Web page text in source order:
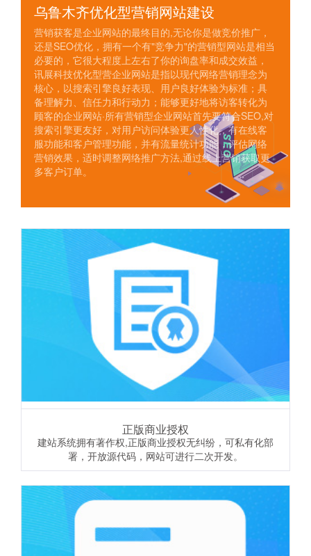
乌鲁木齐优化型营销网站建设
营销获客是企业网站的最终目的,无论你是做竞价推广，
还是SEO优化，拥有一个有"竞争力"的营销型网站是相当
必要的，它很大程度上左右了你的询盘率和成交效益，
讯展科技优化型营企业网站是指以现代网络营销理念为
核心，以搜索引擎良好表现、用户良好体验为标准；具
备理解力、信任力和行动力；能够更好地将访客转化为
顾客的企业网站·所有营销型企业网站首先要符合SEO,对
搜索引擎更友好，对用户访问体验更人性化，有在线客
服功能和客户管理功能，并有流量统计功能，评估网络
营销效果，适时调整网络推广方法,通过线上营销获取更
多客户订单。
正版商业授权
建站系统拥有著作权,正版商业授权无纠纷，可私有化部
署，开放源代码，网站可进行二次开发。